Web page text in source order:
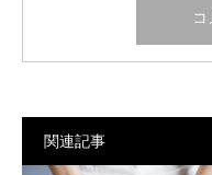
関連記事